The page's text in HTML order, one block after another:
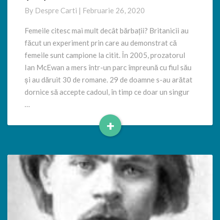
By Despre Carti | Februarie 26, 2020
Femeile citesc mai mult decât bărbații? Britanicii au
făcut un experiment prin care au demonstrat că
femeile sunt campione la citit. În 2005, prozatorul
Ian McEwan a mers într-un parc împreună cu fiul său
și au dăruit 30 de romane. 29 de doamne s-au arătat
dornice să accepte cadoul, în timp ce doar un singur
…
+
Read